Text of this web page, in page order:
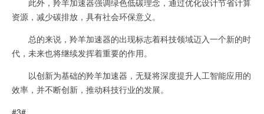
此外，羚羊加速器强调绿色低碳理念，通过优化设计节省计算
资源，减少碳排放，具有社会环保意义。
总的来说，羚羊加速器的出现标志着科技领域迈入一个新的时
代，未来也将继续发挥着重要的作用。
以创新为基础的羚羊加速器，无疑将深度提升人工智能应用的
效率，并不断创新，推动科技行业的发展。
#3#